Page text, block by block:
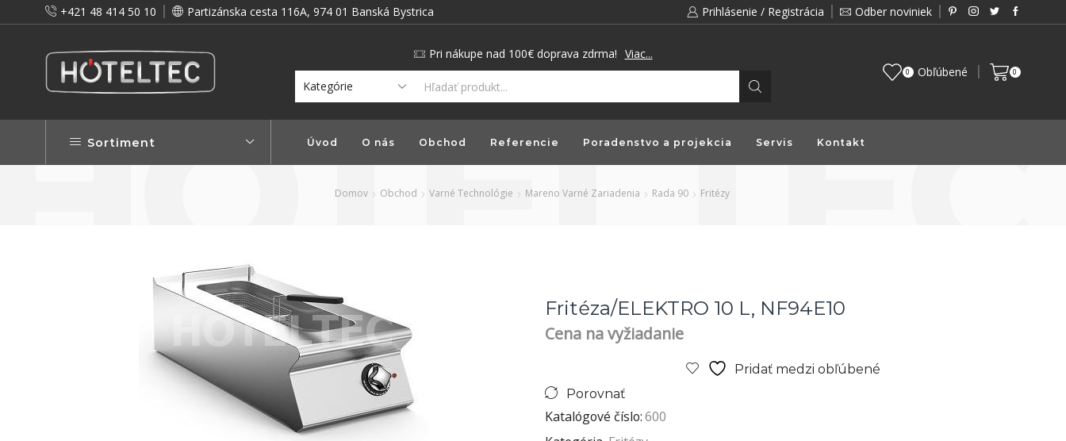
+421 48 414 50 10 Partizánska cesta 116A, 974 01 Banská Bystrica Prihlásenie / Registrácia Odber noviniek
a preto vám prinášame vernostné zľavy! Pri nákupe nad 100€ doprava zdrma! Viac...
0 Obľúbené 0
Sortiment Úvod O nás Obchod Referencie Poradenstvo a projekcia Servis Kontakt
Domov Obchod Varné Technológie Mareno Varné Zariadenia Rada 90 Fritézy
Fritéza/ELEKTRO 10 L, NF94E10
Cena na vyžiadanie
Pridať medzi obľúbené
Porovnať
Katalógové číslo:600